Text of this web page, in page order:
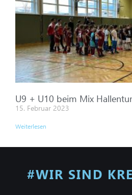
U9 + U10 beim Mix
15. Februar 2023
Weiterlesen
#WIR SIND